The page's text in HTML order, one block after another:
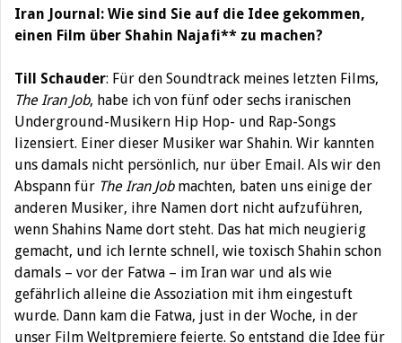
Iran Journal: Wie sind Sie auf die Idee gekommen,
einen Film über Shahin Najafi** zu machen?
Till Schauder: Für den Soundtrack meines letzten Films,
The Iran Job, habe ich von fünf oder sechs iranischen
Underground-Musikern Hip Hop- und Rap-Songs
lizensiert. Einer dieser Musiker war Shahin. Wir kannten
uns damals nicht persönlich, nur über Email. Als wir den
Abspann für The Iran Jobmachten, baten uns einige der
anderen Musiker, ihre Namen dort nicht aufzuführen,
wenn Shahins Name dort steht. Das hat mich neugierig
gemacht, und ich lernte schnell, wie toxisch Shahin schon
damals – vor der Fatwa – im Iran war und als wie
gefährlich alleine die Assoziation mit ihm eingestuft
wurde. Dann kam die Fatwa, just in der Woche, in der
unser Film Weltpremiere feierte. So entstand die Idee für